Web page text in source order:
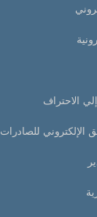
الاحتراف
الإلكتروني للصادرات